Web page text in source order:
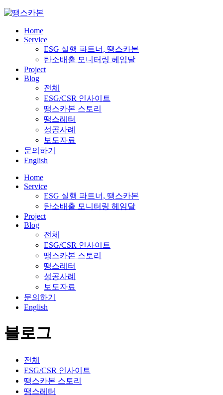
Skip
contentHome
Service
ESG 실행 파트너, 땡스카본
탄소배출 모니터링 헤임달
Project
Blog
전체
ESG/CSR 인사이트
땡스카본 스토리
땡스레터
성공사례
보도자료
문의하기
English
Home
Service
ESG 실행 파트너, 땡스카본
탄소배출 모니터링 헤임달
Project
Blog
전체
ESG/CSR 인사이트
땡스카본 스토리
땡스레터
성공사례
보도자료
문의하기
English
블로그
전체
ESG/CSR 인사이트
땡스카본 스토리
땡스레터